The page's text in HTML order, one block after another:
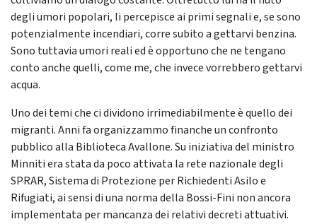
degli umori popolari, li percepisce ai primi segnali e, se sono
potenzialmente incendiari, corre subito a gettarvi benzina.
Sono tuttavia umori reali ed è opportuno che ne tengano
conto anche quelli, come me, che invece vorrebbero gettarvi
acqua.
Uno dei temi che ci dividono irrimediabilmente è quello dei
migranti. Anni fa organizzammo finanche un confronto
pubblico alla Biblioteca Avallone. Su iniziativa del ministro
Minniti era stata da poco attivata la rete nazionale degli
SPRAR, Sistema di Protezione per Richiedenti Asilo e
Rifugiati, ai sensi di una norma della Bossi-Fini non ancora
implementata per mancanza dei relativi decreti attuativi.